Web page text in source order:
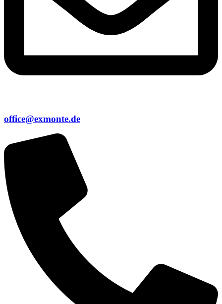
office@exmonte.de